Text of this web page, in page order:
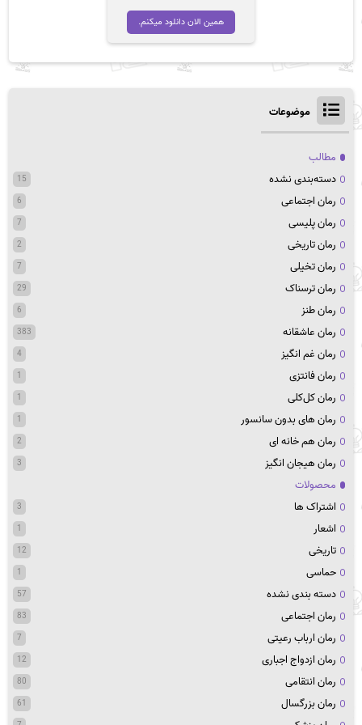
تومان 45,000
بود.
همین الان دانلود میکنم.
موضوعات
مطالب
دسته‌بندی نشده
15
رمان اجتماعی 6
رمان پلیسی 7
رمان تاریخی 2
رمان تخیلی 7
رمان ترسناک 29
رمان طنز 6
رمان عاشقانه 383
رمان غم انگیز 4
رمان فانتزی 1
رمان کل‌کلی 1
رمان های بدون سانسور 1
رمان هم خانه ای 2
رمان هیجان انگیز 3
محصولات
اشتراک ها
3
اشعار 1
تاریخی 12
حماسی 1
دسته بندی نشده 57
رمان اجتماعی 83
رمان ارباب رعیتی 7
رمان ازدواج اجباری 12
رمان انتقامی 80
رمان بزرگسال 61